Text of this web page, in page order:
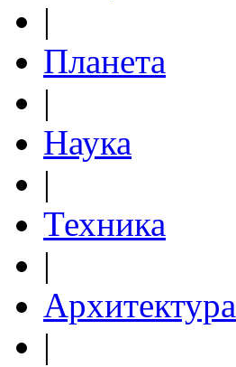
|
Планета
|
Наука
|
Техника
|
Архитектура
|